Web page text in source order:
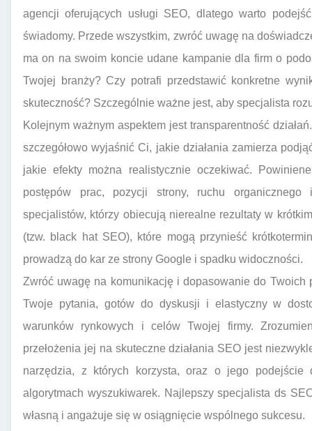
agencji oferujących usługi SEO, dlatego warto
świadomy. Przede wszystkim, zwróć uwagę na
ma on na swoim koncie udane kampanie dla firm o
Twojej branży? Czy potrafi przedstawić konkretne
skuteczność? Szczególnie ważne jest, aby specjalista
Kolejnym ważnym aspektem jest transparentność
szczegółowo wyjaśnić Ci, jakie działania zamierza
jakie efekty można realistycznie oczekiwać.
postępów prac, pozycji strony, ruchu
specjalistów, którzy obiecują nierealne rezultaty w
(tzw. black hat SEO), które mogą przynieść
prowadzą do kar ze strony Google i spadku widoczności.
Zwróć uwagę na komunikację i dopasowanie do
Twoje pytania, gotów do dyskusji i elastyczny w
warunków rynkowych i celów Twojej firmy.
przełożenia jej na skuteczne działania SEO jest
narzędzia, z których korzysta, oraz o jego
algorytmach wyszukiwarek. Najlepszy specjalista ds
własną i angażuje się w osiągnięcie wspólnego sukcesu.